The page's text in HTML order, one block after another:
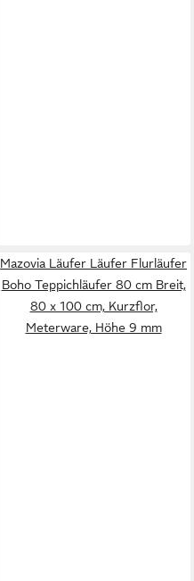
Mazovia Läufer Läufer Flurläufer
Boho Teppichläufer 80 cm Breit,
80 x 100 cm, Kurzflor,
Meterware, Höhe 9 mm